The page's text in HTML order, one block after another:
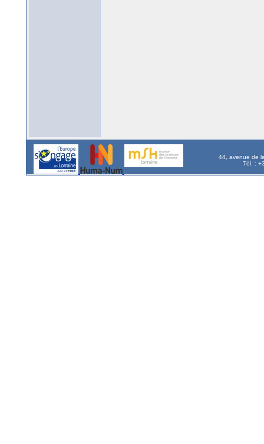
44, avenue de
Tél. :